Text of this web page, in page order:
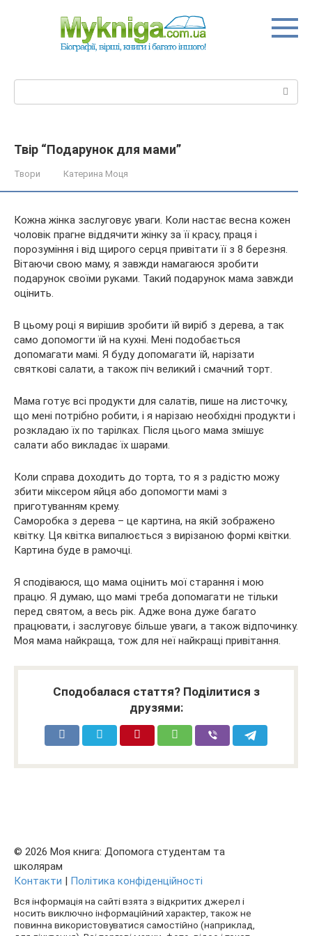
Твір “Подарунок для мами”
Твори Катерина Моця
Кожна жінка заслуговує уваги. Коли настає весна кожен
чоловік прагне віддячити жінку за її красу, праця і
порозуміння і від щирого серця привітати її з 8 березня.
Вітаючи свою маму, я завжди намагаюся зробити
подарунок своїми руками. Такий подарунок мама завжди
оцінить.
В цьому році я вирішив зробити їй виріб з дерева, а так
само допомогти їй на кухні. Мені подобається
допомагати мамі. Я буду допомагати їй, нарізати
святкові салати, а також піч великий і смачний торт.
Мама готує всі продукти для салатів, пише на листочку,
що мені потрібно робити, і я нарізаю необхідні продукти і
розкладаю їх по тарілках. Після цього мама змішує
салати або викладає їх шарами.
Коли справа доходить до торта, то я з радістю можу
збити міксером яйця або допомогти мамі з
приготуванням крему.
Саморобка з дерева – це картина, на якій зображено
квітку. Ця квітка випалюється з вирізаною формі квітки.
Картина буде в рамочці.
Я сподіваюся, що мама оцінить мої старання і мою
працю. Я думаю, що мамі треба допомагати не тільки
перед святом, а весь рік. Адже вона дуже багато
працювати, і заслуговує більше уваги, а також відпочинку.
Моя мама найкраща, тож для неї найкращі привітання.
Сподобалася стаття? Поділитися з
друзями:
© 2026 Моя книга: Допомога студентам та
школярам
Контакти | Політика конфіденційності
Вся інформація на сайті взята з відкритих джерел і
носить виключно інформаційний характер, також не
повинна використовуватися самостійно (наприклад,